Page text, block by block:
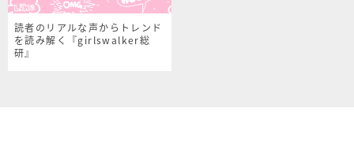
読者のリアルな声からトレンド
を読み解く『girlswalker総
研』